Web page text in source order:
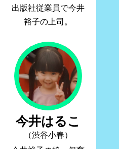
出版社従業員で今井
裕子の上司。
今井はるこ
（渋谷小春）